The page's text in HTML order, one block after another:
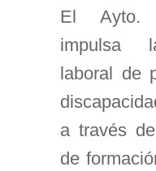
El Ayto.
impulsa
laboral de
a través
de